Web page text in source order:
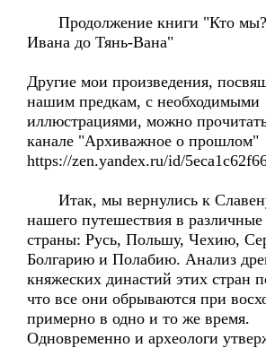
Продолжение книги "Кто
Ивана до Тянь-Вана"
Другие мои произведения,
нашим предкам, с необходимыми
иллюстрациями, можно
канале "Архиважное о прошлом"
https://zen.yandex.ru/id/
Итак, мы вернулись к
нашего путешествия в различные
страны: Русь, Польшу, Чехию,
Болгарию и Полабию. Анализ
княжеских династий этих стран
что все они обрываются при
примерно в одно и то же время.
Одновременно и археологи